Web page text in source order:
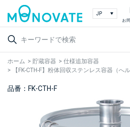
お
ホーム > 貯蔵容器 > 仕様追加容器
>
【FK-CTH-F】粉体回収ステンレス容器（へ
品番：FK-CTH-F